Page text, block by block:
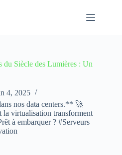
Siècle des Lumières : Un
4, 2025
nos data centers.** 🚀
la virtualisation transforment
à embarquer ? #Serveurs